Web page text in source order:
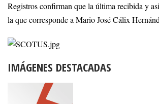
Registros confirman que la última recibida y
la que corresponde a Mario José Cálix
IMÁGENES DESTACADAS